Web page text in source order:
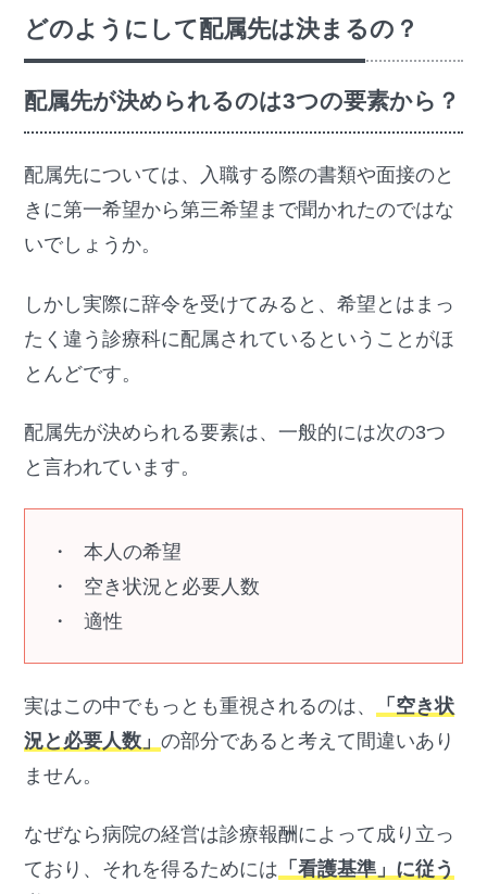
どのようにして配属先は決まるの？
配属先が決められるのは3つの要素から？
配属先については、入職する際の書類や面接のと
きに第一希望から第三希望まで聞かれたのではな
いでしょうか。
しかし実際に辞令を受けてみると、希望とはまっ
たく違う診療科に配属されているということがほ
とんどです。
配属先が決められる要素は、一般的には次の3つ
と言われています。
本人の希望
空き状況と必要人数
適性
実はこの中でもっとも重視されるのは、
「空き状
況と必要人数」の部分であると考えて間違いあり
ません。
なぜなら病院の経営は診療報酬によって成り立っ
ており、それを得るためには 「看護基準」に従う